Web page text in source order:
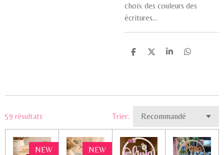
choix des couleurs des
écritures...
P
g
P
g
P
g
P
g
59 résultats Trier:
NEW NEW